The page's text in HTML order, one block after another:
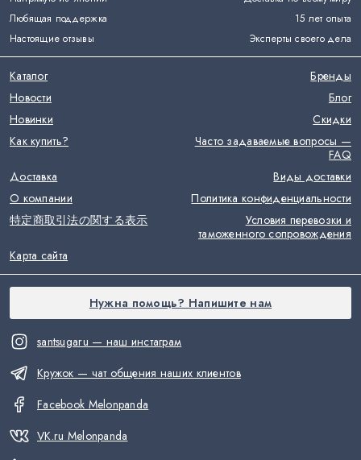
Любящая поддержка
15 лет опыта
Настоящие отзывы
Эксперты своего дела
santsugaru — наш инстаграм
Кружок — чат общения наших клиентов
Facebook Melonpanda
VK.ru Melonpanda
Каталог
Бренды
Новости
Блог
Новинки
Скидки
Как купить?
Часто задаваемые вопросы —
FAQ
Доставка
Виды доставки
О компании
Политика конфиденциальности
特定商取引法の関する表示
Условия перевозки и
таможенного сопровождения
Карта сайта
Нужна помощь? Напишите нам